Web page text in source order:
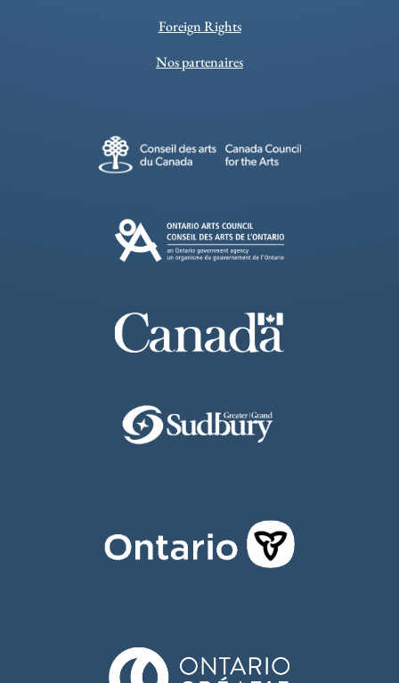
Foreign Rights
Nos partenaires